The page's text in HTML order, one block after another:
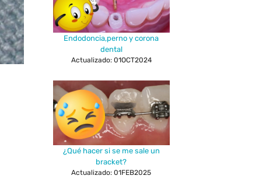
Endodoncia,perno y corona
dental
Actualizado: 01OCT2024
¿Qué hacer si se me sale un
bracket?
Actualizado: 01FEB2025